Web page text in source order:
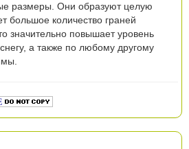
размеры. Они образуют целую
большое количество граней
значительно повышает уровень
а также по любому другому